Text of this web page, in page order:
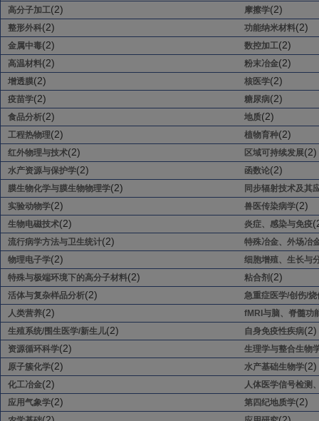
高分子加工(2) 摩擦学(2)
整形外科(2) 功能纳米材料(2)
金属中毒(2) 数控加工(2)
高温材料(2) 粉末冶金(2)
增透膜(2) 核医学(2)
疫苗学(2) 糖尿病(2)
食品分析(2) 地质(2)
工程热物理(2) 植物育种(2)
红外物理与技术(2) 区域可持续发展(2)
水产资源与保护学(2) 函数论(2)
膜生物化学与膜生物物理学(2)
同步辐射技术及其
实验动物学(2) 兽医传染病学(2)
生物电磁技术(2) 炎症、感染与免疫
流行病学方法与卫生统计(2)
特殊冶金、外场冶
物理电子学(2)
细胞增殖、生长与
特殊与极端环境下的高分子材料(2) 粘合剂 (2)
活体与复杂样品分析(2)
急重症医学/创伤/
人类营养(2)
fMRI与脑、脊髓功
生殖系统/围生医学/新生儿(2) 自身免疫性疾病(2)
资源循环科学(2)
生理学与整合生物
原子簇化学(2) 水产基础生物学(2)
化工冶金(2)
人体医学信号检测
应用气象学(2) 第四纪地质学(2)